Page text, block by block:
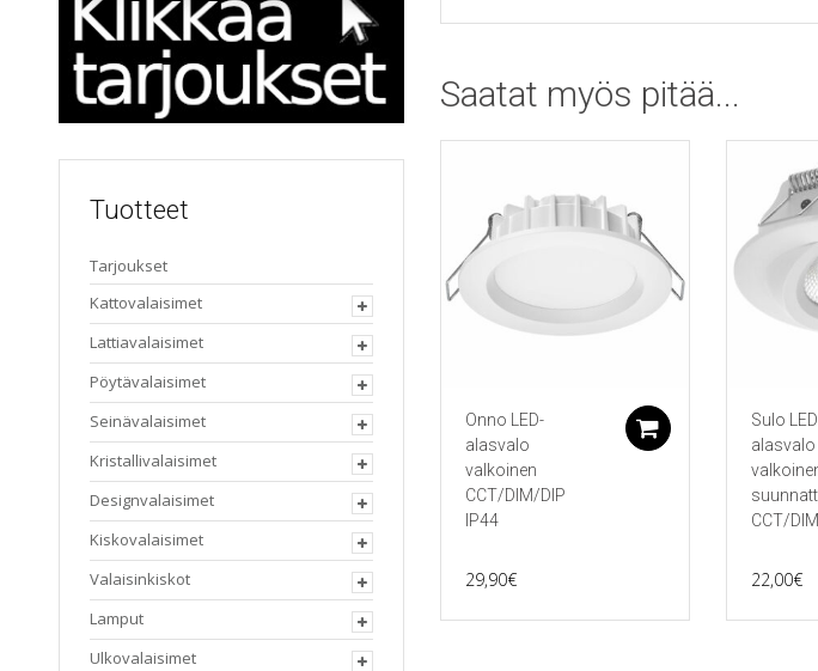
Saatat myös pitää...
Onno LED-
alasvalo
valkoinen
CCT/DIM/DIP
IP44
29,90€
Lisää ostoskoriin
Sulo
alasvalo
CCT/
22,00€
Tuotteet
Tarjoukset
Kattovalaisimet
Lattiavalaisimet
Pöytävalaisimet
Seinävalaisimet
Kristallivalaisimet
Designvalaisimet
Kiskovalaisimet
Valaisinkiskot
Lamput
Ulkovalaisimet